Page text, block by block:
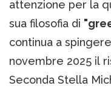
attenzione per la
sua filosofia di
continua a
novembre 2025 il
Seconda Stella